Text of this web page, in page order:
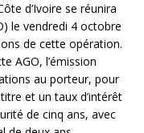
d’Ivoire se réunira
le vendredi 4 octobre
de cette opération.
AGO, l’émission
au porteur, pour
et un taux d’intérêt
de cinq ans, avec